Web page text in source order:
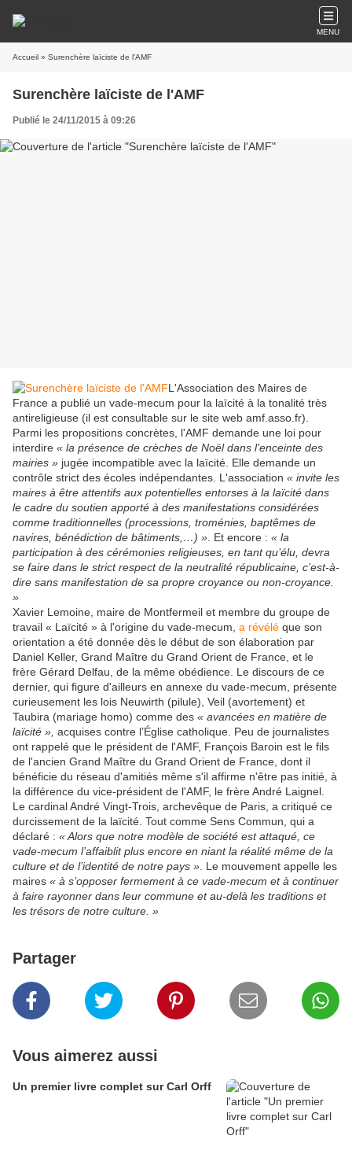
MENU
Accueil » Surenchère laïciste de l'AMF
Surenchère laïciste de l'AMF
Publié le 24/11/2015 à 09:26
L'Association des Maires de
France a publié un vade-mecum pour la laïcité à la tonalité très
antireligieuse (il est consultable sur le site web amf.asso.fr).
Parmi les propositions concrètes, l'AMF demande une loi pour
interdire « la présence de crèches de Noël dans l’enceinte des
mairies » jugée incompatible avec la laïcité. Elle demande un
contrôle strict des écoles indépendantes. L'association « invite les
maires à être attentifs aux potentielles entorses à la laïcité dans
le cadre du soutien apporté à des manifestations considérées
comme traditionnelles (processions, troménies, baptêmes de
navires, bénédiction de bâtiments,…) » . Et encore : « la
participation à des cérémonies religieuses, en tant qu’élu, devra
se faire dans le strict respect de la neutralité républicaine, c’est-à-
dire sans manifestation de sa propre croyance ou non-croyance.
»
Xavier Lemoine, maire de Montfermeil et membre du groupe de
travail « Laïcité » à l'origine du vade-mecum, a révélé que son
orientation a été donnée dès le début de son élaboration par
Daniel Keller, Grand Maître du Grand Orient de France, et le
frère Gérard Delfau, de la même obédience. Le discours de ce
dernier, qui figure d'ailleurs en annexe du vade-mecum, présente
curieusement les lois Neuwirth (pilule), Veil (avortement) et
Taubira (mariage homo) comme des « avancées en matière de
laïcité », acquises contre l’Église catholique. Peu de journalistes
ont rappelé que le président de l'AMF, François Baroin est le fils
de l'ancien Grand Maître du Grand Orient de France, dont il
bénéficie du réseau d'amitiés même s'il affirme n'être pas initié, à
la différence du vice-président de l'AMF, le frère André Laignel.
Le cardinal André Vingt-Trois, archevêque de Paris, a critiqué ce
durcissement de la laïcité. Tout comme Sens Commun, qui a
déclaré : « Alors que notre modèle de société est attaqué, ce
vade-mecum l’affaiblit plus encore en niant la réalité même de la
culture et de l’identité de notre pays » . Le mouvement appelle les
maires « à s’opposer fermement à ce vade-mecum et à continuer
à faire rayonner dans leur commune et au-delà les traditions et
les trésors de notre culture. »
Partager
Vous aimerez aussi
Un premier livre complet sur Carl Orff